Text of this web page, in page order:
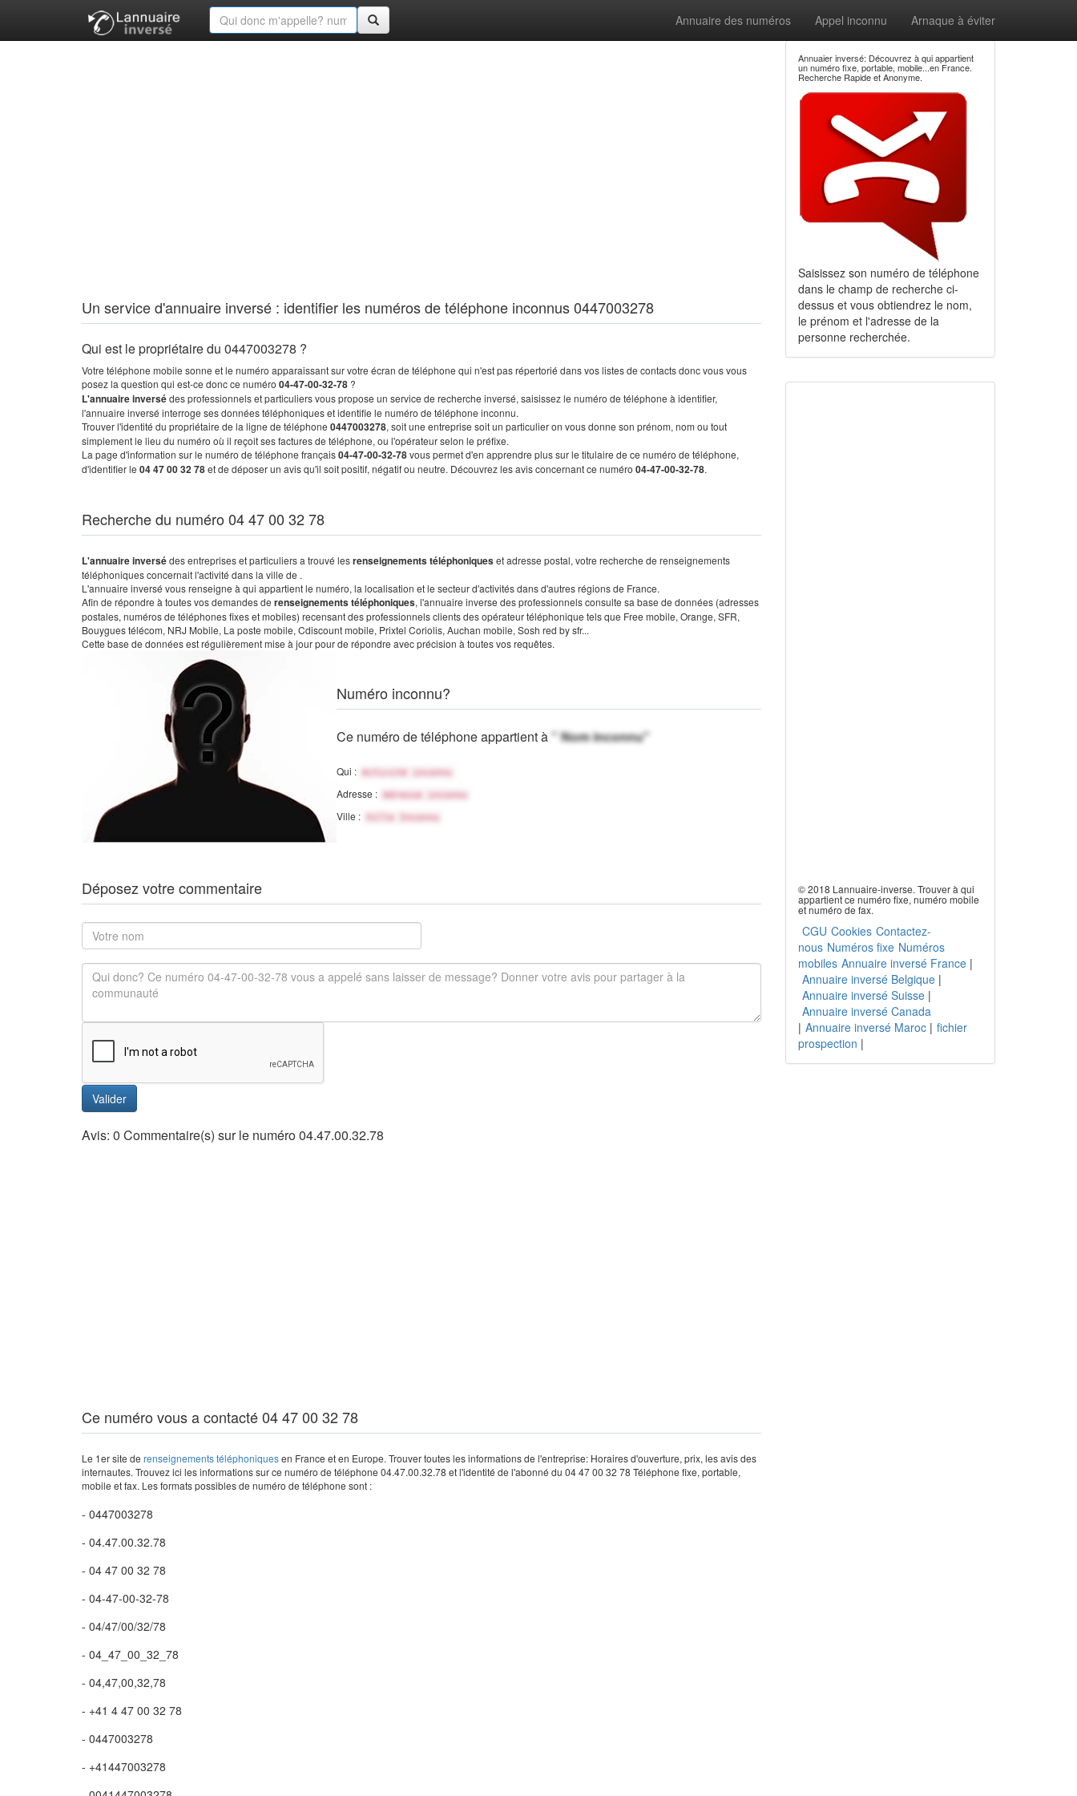
Annuaire des numéros Appel inconnu Arnaque à éviter
Un service d'annuaire inversé : identifier les numéros de téléphone inconnus 0447003278
Qui est le propriétaire du 0447003278 ?
Votre téléphone mobile sonne et le numéro apparaissant sur votre écran de téléphone qui n'est pas répertorié dans vos listes de contacts donc vous vous
posez la question qui est-ce donc ce numéro 04-47-00-32-78 ?
L'annuaire inversédes professionnels et particuliers vous propose un service de recherche inversé, saisissez le numéro de téléphone à identifier,
l'annuaire inversé interroge ses données téléphoniques et identifie le numéro de téléphone inconnu.
Trouver l'identité du propriétaire de la ligne de téléphone 0447003278, soit une entreprise soit un particulier on vous donne son prénom, nom ou tout
simplement le lieu du numéro où il reçoit ses factures de téléphone, ou l'opérateur selon le préfixe.
La page d'information sur le numéro de téléphone français04-47-00-32-78vous permet d'en apprendre plus sur le titulaire de ce numéro de téléphone,
d'identifier le 04 47 00 32 78et de déposer un avis qu'il soit positif, négatif ou neutre. Découvrez les avis concernant ce numéro 04-47-00-32-78.
Recherche du numéro 04 47 00 32 78
L'annuaire inversédes entreprises et particuliers a trouvé lesrenseignements téléphoniqueset adresse postal, votre recherche de renseignements
téléphoniques concernait l'activité dans la ville de .
L'annuaire inversé vous renseigne à qui appartient le numéro, la localisation et le secteur d'activités dans d'autres régions de France.
Afin de répondre à toutes vos demandes de renseignements téléphoniques, l'annuaire inverse des professionnels consulte sa base de données (adresses
postales, numéros de téléphones fixes et mobiles) recensant des professionnels clients des opérateur téléphonique tels que Free mobile, Orange, SFR,
Bouygues télécom, NRJ Mobile, La poste mobile, Cdiscount mobile, Prixtel Coriolis, Auchan mobile, Sosh red by sfr...
Cette base de données est régulièrement mise à jour pour de répondre avec précision à toutes vos requêtes.
Numéro inconnu?
Ce numéro de téléphone appartient à" Nom inconnu"
Qui : Activité inconnu
Adresse : Adresse inconnu
Ville : Ville Inconnu
Déposez votre commentaire
Valider
Avis: 0 Commentaire(s) sur le numéro 04.47.00.32.78
Ce numéro vous a contacté 04 47 00 32 78
Le 1er site de renseignements téléphoniquesen France et en Europe. Trouver toutes les informations de l'entreprise: Horaires d'ouverture, prix, les avis des
internautes. Trouvez ici les informations sur ce numéro de téléphone 04.47.00.32.78 et l'identité de l'abonné du 04 47 00 32 78 Téléphone fixe, portable,
mobile et fax. Les formats possibles de numéro de téléphone sont :
- 0447003278
- 04.47.00.32.78
- 04 47 00 32 78
- 04-47-00-32-78
- 04/47/00/32/78
- 04_47_00_32_78
- 04,47,00,32,78
- +41 4 47 00 32 78
- 0447003278
- +41447003278
Annuaier inversé: Découvrez à qui appartient
un numéro fixe, portable, mobile...en France.
Recherche Rapide et Anonyme.
Saisissez son numéro de téléphone
dans le champ de recherche ci-
dessus et vous obtiendrez le nom,
le prénom et l'adresse de la
personne recherchée.
© 2018 Lannuaire-inverse. Trouver à qui
appartient ce numéro fixe, numéro mobile
et numéro de fax.
CGU Cookies Contactez-
nous Numéros fixe Numéros
mobiles Annuaire inversé France|
Annuaire inversé Belgique|
Annuaire inversé Suisse|
Annuaire inversé Canada
| Annuaire inversé Maroc| fichier
prospection |